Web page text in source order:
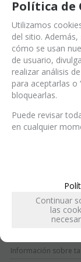
Ref.:
SEN00233bCK35
Modelo
Información sobre
Política de
Utilizamos
del sitio.
cómo se usan
de usuario,
realizar análisis
para aceptarlas o
bloquearlas.
Puede revisar
en cualquier
Continuar
las